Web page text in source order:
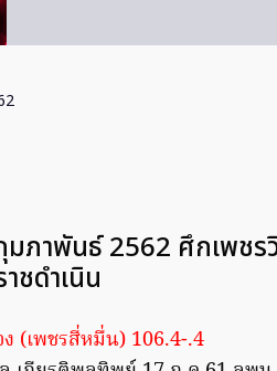
ภาพันธ์ 2562 ศึกเพชร
าชดำเนิน
(เพชรสี่หมื่น) 106.4-.4